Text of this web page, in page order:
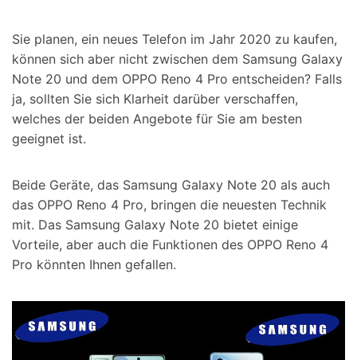
Sie planen, ein neues Telefon im Jahr 2020 zu kaufen,
können sich aber nicht zwischen dem Samsung Galaxy
Note 20 und dem OPPO Reno 4 Pro entscheiden? Falls
ja, sollten Sie sich Klarheit darüber verschaffen,
welches der beiden Angebote für Sie am besten
geeignet ist.
Beide Geräte, das Samsung Galaxy Note 20 als auch
das OPPO Reno 4 Pro, bringen die neuesten Technik
mit. Das Samsung Galaxy Note 20 bietet einige
Vorteile, aber auch die Funktionen des OPPO Reno 4
Pro könnten Ihnen gefallen.